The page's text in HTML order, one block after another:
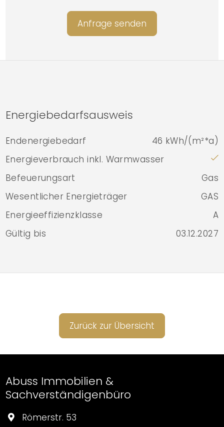
Anfrage senden
Energiebedarfsausweis
Endenergiebedarf
46 kWh/(m²*a)
Energieverbrauch inkl. Warmwasser
Befeuerungsart
Gas
Wesentlicher Energieträger
GAS
Energieeffizienzklasse
A
Gültig bis
03.12.2027
Zurück zur Übersicht
Abuss Immobilien &
Sachverständigenbüro
Römerstr. 53